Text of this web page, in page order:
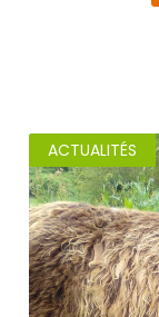
ACTUALITÉS